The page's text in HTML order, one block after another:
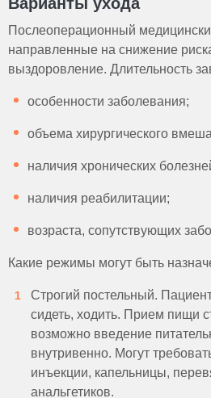
Послеоперационный
направленные на снижение
выздоровление. Длительность
особенности заболевания;
объема хирургического
наличия хронических
наличия реабилитации;
возраста, сопутствующих
Какие режимы могут быть
Строгий постельный.
сидеть, ходить. Прием пищи
возможно введение
внутривенно. Могут
инъекции, капельницы,
анальгетиков.